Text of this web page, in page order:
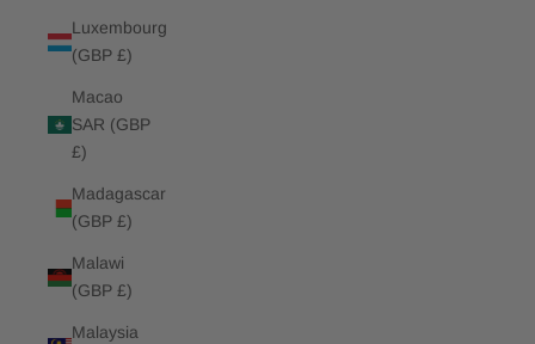
Luxembourg
(GBP £)
Macao
SAR (GBP
£)
Madagascar
(GBP £)
Malawi
(GBP £)
Malaysia